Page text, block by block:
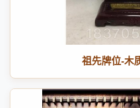
祖先牌位-木